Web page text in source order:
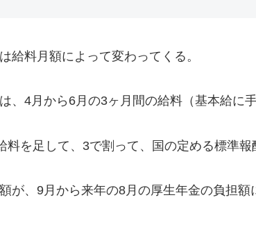
給料月額によって変わってくる。
、4月から6月の3ヶ月間の給料（基本給に
を足して、3で割って、国の定める標準報
が、9月から来年の8月の厚生年金の負担額